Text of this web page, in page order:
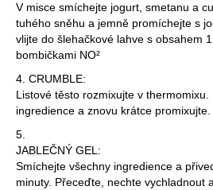
V misce smíchejte jogurt, smetanu a
tuhého sněhu a jemně promíchejte s
vlijte do šlehačkové lahve s obsahem
bombičkami NO²
4. CRUMBLE:
Listové těsto rozmixujte v thermomixu.
ingredience a znovu krátce promixujte.
5.
JABLEČNÝ GEL:
Smíchejte všechny ingredience a
minuty. Přeceďte, nechte vychladnout